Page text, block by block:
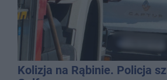
Kolizja na Rąbinie. Policja